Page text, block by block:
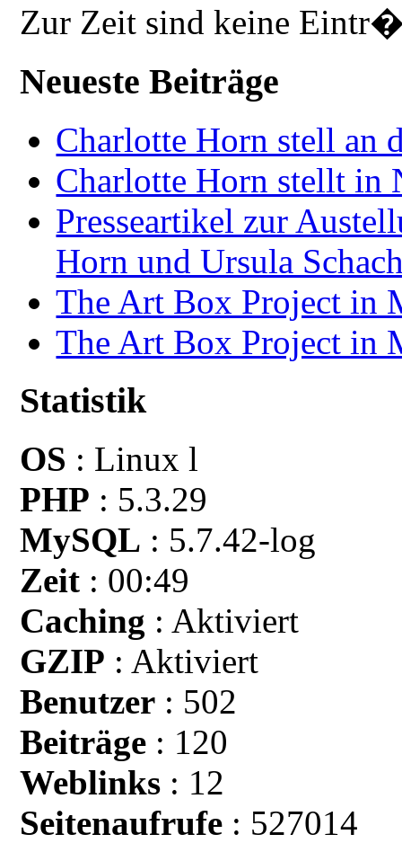
Zur Zeit sind keine
Neueste Beiträge
Charlotte Horn stell an
Charlotte Horn stellt in
Presseartikel zur
Horn und Ursula
The Art Box Project in
The Art Box Project in
Statistik
OS : Linux l
PHP : 5.3.29
MySQL : 5.7.42-log
Zeit : 00:49
Caching : Aktiviert
GZIP : Aktiviert
Benutzer : 502
Beiträge : 120
Weblinks : 12
Seitenaufrufe : 527014